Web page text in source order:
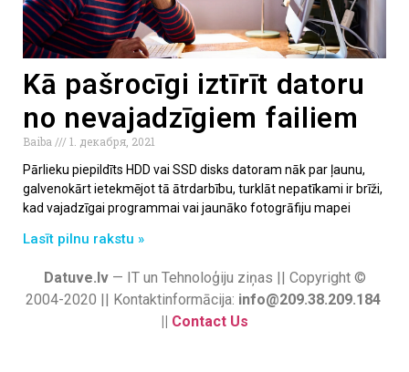
Kā pašrocīgi iztīrīt datoru
no nevajadzīgiem failiem
Baiba
1. декабря, 2021
Pārlieku piepildīts HDD vai SSD disks datoram nāk par ļaunu,
galvenokārt ietekmējot tā ātrdarbību, turklāt nepatīkami ir brīži,
kad vajadzīgai programmai vai jaunāko fotogrāfiju mapei
Lasīt pilnu rakstu »
Datuve.lv— IT un Tehnoloģiju ziņas || Copyright ©
2004-2020 || Kontaktinformācija: info@209.38.209.184
|| Contact Us